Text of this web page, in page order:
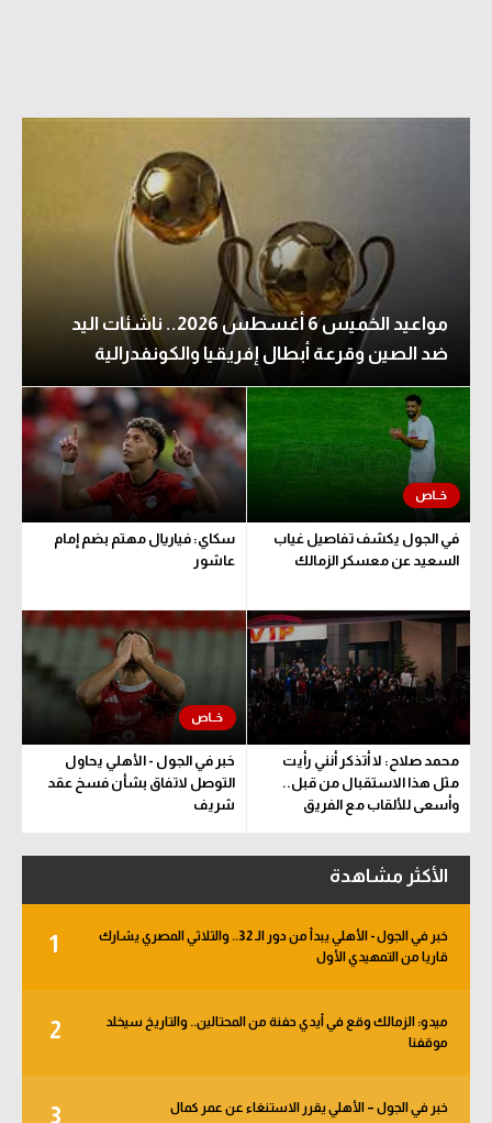
مواعيد الخميس 6 أغسطس 2026.. ناشئات اليد
ضد الصين وقرعة أبطال إفريقيا والكونفدرالية
في الجول يكشف تفاصيل غياب
السعيد عن معسكر الزمالك
سكاي: فياريال مهتم بضم إمام
عاشور
محمد صلاح: لا أتذكر أنني رأيت
مثل هذا الاستقبال من قبل..
وأسعى للألقاب مع الفريق
خبر في الجول - الأهلي يحاول
التوصل لاتفاق بشأن فسخ عقد
شريف
الأكثر مشاهدة
1
خبر في الجول - الأهلي يبدأ من دور الـ 32.. والثلاثي المصري يشارك
قاريا من التمهيدي الأول
2
ميدو: الزمالك وقع في أيدي حفنة من المحتالين.. والتاريخ سيخلد
موقفنا
3 خبر في الجول – الأهلي يقرر الاستنغاء عن عمر كمال